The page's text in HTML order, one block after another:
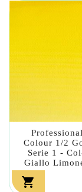
Colour 1/2
Serie 1 -
Giallo
